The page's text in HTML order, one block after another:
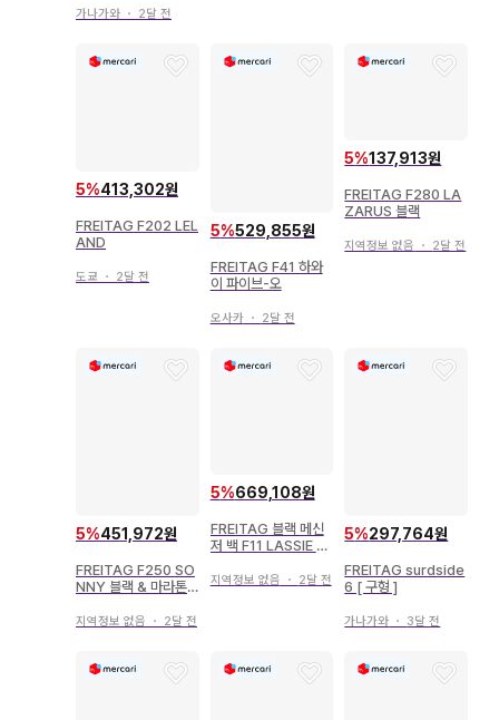
가나가와 ・ 2달 전
5%413,302원
FREITAG F202 LEL
AND
도쿄 ・ 2달 전
5%529,855원
FREITAG F41 하와
이 파이브-오
오사카・ 2달 전
5%137,913원
FREITAG F280 LA
ZARUS 블랙
지역정보 없음 ・ 2달 전
5%451,972원
FREITAG F250 SO
NNY 블랙 & 마라톤
지역정보 없음 ・ 2달 전
5%669,108원
FREITAG 블랙 메신
저 백 F11 LASSIE 블
지역정보 없음 ・ 2달 전
5%297,764원
FREITAG surdside
6 [ 구형 ]
가나가와 ・ 3달 전